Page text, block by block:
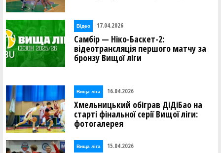
Відео 17.04.2026
Самбір — Ніко-Баскет-2:
відеотрансляція першого матчу за
бронзу Вищої ліги
Вища лiга 16.04.2026
Хмельницький обіграв ДіДіБао на
старті фінальної серії Вищої ліги:
фотогалерея
Вища лiга 15.04.2026